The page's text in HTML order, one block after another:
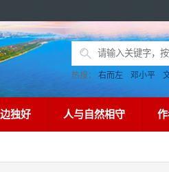
热搜： 右而左 邓小平
独好 人与自然相守